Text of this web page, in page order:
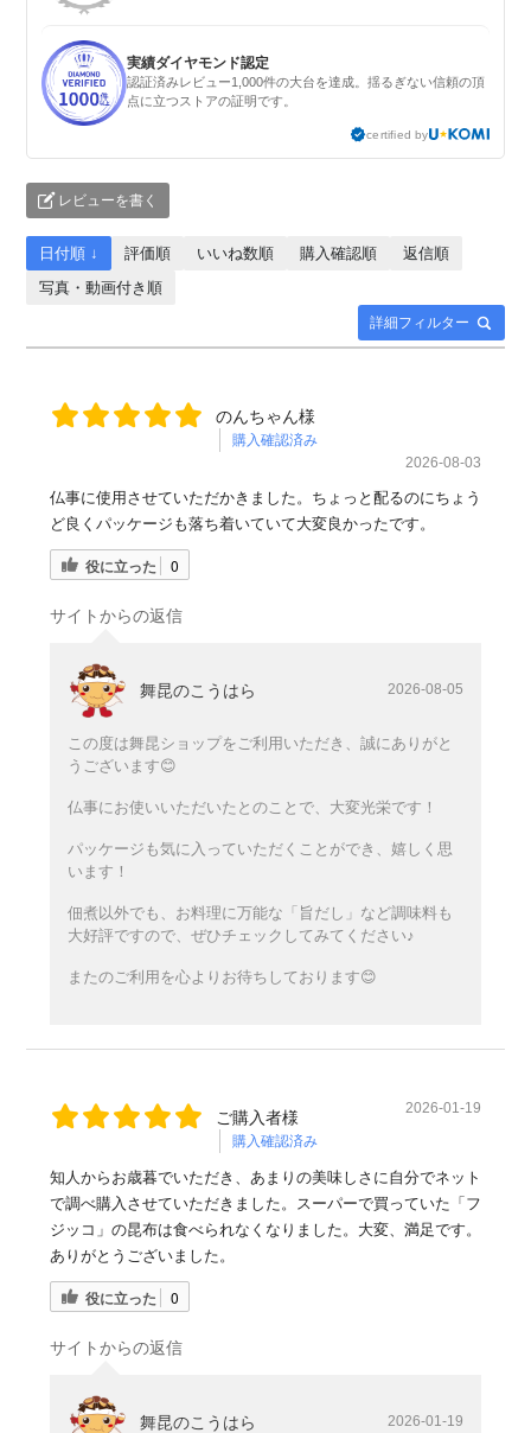
実績ダイヤモンド認定
認証済みレビュー1,000件の大台を達成。揺るぎない信頼の頂
点に立つストアの証明です。
certified by
レビューを書く
詳細フィルター
日付順 ↓ 評価順 いいね数順 購入確認順
返信順
写真・動画付き順
のんちゃん様
購入確認済み
2026-08-03
仏事に使用させていただかきました。ちょっと配るのにちょう
ど良くパッケージも落ち着いていて大変良かったです。
役に立った 0
サイトからの返信
舞昆のこうはら 2026-08-05
この度は舞昆ショップをご利用いただき、誠にありがと
うございます😊
仏事にお使いいただいたとのことで、大変光栄です！
パッケージも気に入っていただくことができ、嬉しく思
います！
佃煮以外でも、お料理に万能な「旨だし」など調味料も
大好評ですので、ぜひチェックしてみてください♪
またのご利用を心よりお待ちしております😊
ご購入者様
購入確認済み
2026-01-19
知人からお歳暮でいただき、あまりの美味しさに自分でネット
で調べ購入させていただきました。スーパーで買っていた「フ
ジッコ」の昆布は食べられなくなりました。大変、満足です。
ありがとうございました。
役に立った 0
サイトからの返信
舞昆のこうはら 2026-01-19